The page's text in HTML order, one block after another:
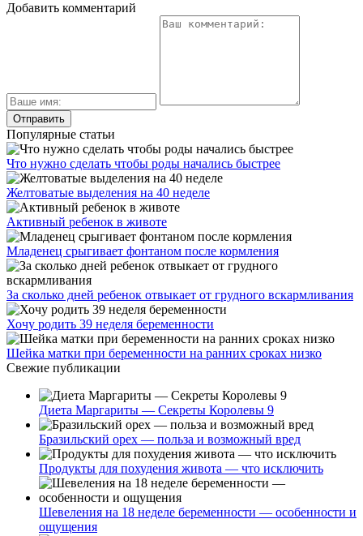
Добавить комментарий
Популярные статьи
Что нужно сделать чтобы роды начались быстрее
Желтоватые выделения на 40 неделе
Активный ребенок в животе
Младенец срыгивает фонтаном после кормления
За сколько дней ребенок отвыкает от грудного вскармливания
Хочу родить 39 неделя беременности
Шейка матки при беременности на ранних сроках низко
Свежие публикации
Диета Маргариты — Секреты Королевы 9
Бразильский орех — польза и возможный вред
Продукты для похудения живота — что исключить
Шевеления на 18 неделе беременности — особенности и
ощущения